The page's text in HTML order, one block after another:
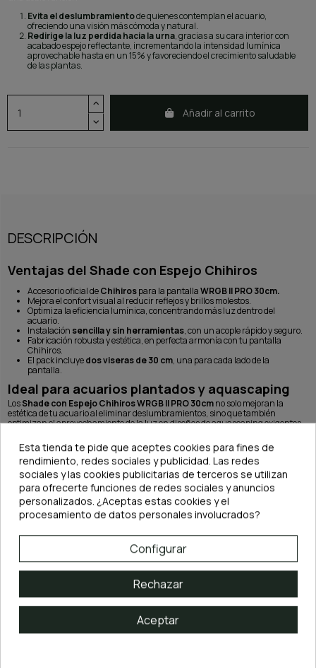
Evita el deslumbramientode quienes contemplan el acuario,
ofreciendo una visión más cómoda y natural.
Redirige la luz perdida hacia la urna, gracias a su cara interior con
acabado espejo reflectante, incrementando la intensidad lumínica
aprovechable hasta en un 15% y favoreciendo el crecimiento saludable
de las plantas.
Añadir al carrito
DESCRIPCIÓN
Ventajas del Shade con Espejo Chihiros
Accesorio oficial deChihirospara la pantallaWRGB II PRO 30cm.
Mejora el confort visual al reducir reflejos y brillos molestos.
Optimiza la eficiencia lumínica, concentrando más luz dentro del
acuario.
Instalación sencilla y sin herramientas, con un acople rápido y seguro.
Fabricación robusta y estética, en perfecta armonía con tu pantalla
Chihiros.
El pack incluyedos viseras de 30 cm, una para cada lado de la
pantalla.
Ideal para acuarios plantados y aquascaping
LosShade con Espejo Chihiros WRGB II PRO 30cmno solo mejoran la
estética de tu acuario al eliminar deslumbramientos, sino que también
optimizan el aprovechamiento de la luz en diseños de aquascaping exigentes,
Con elShade con Espejo para Chihiros WRGB II PRO 30cmtu pantalla será
más eficiente, tu acuario lucirá con mayor intensidad y tus sesiones de
observación serán mucho más cómodas. Un accesorio imprescindible para
todo amante del aquascaping.
TAMBIÉN PODRÍA INTERESARLE
Esta tienda te pide que aceptes cookies para fines de
rendimiento, redes sociales y publicidad. Las redes
sociales y las cookies publicitarias de terceros se utilizan
para ofrecerte funciones de redes sociales y anuncios
personalizados. ¿Aceptas estas cookies y el
procesamiento de datos personales involucrados?
Configurar
Rechazar
Aceptar